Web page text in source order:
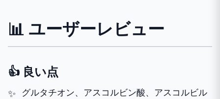
📊 ユーザーレビュー
👍 良い点
グルタチオン、アスコルビン酸、アスコルビル